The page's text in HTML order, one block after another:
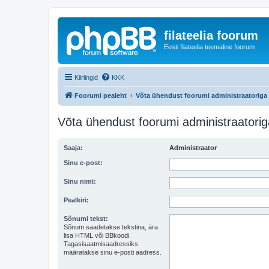
filateelia foorum
Eesti filateelia teemaline foorum
Kiirlingid KKK
Foorumi pealeht Võta ühendust foorumi administraatoriga
Võta ühendust foorumi
Saaja: Administraator
Sinu e-post:
Sinu nimi:
Pealkiri:
Sõnumi tekst:
Sõnum saadetakse tekstina, ära
lisa HTML või BBkoodi.
Tagasisaatmisaadressiks
määratakse sinu e-posti aadress.